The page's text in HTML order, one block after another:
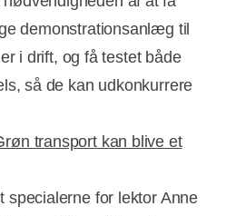
demonstrationsanlæg til
i drift, og få testet både
så de kan udkonkurrere
transport kan blive et
specialerne for lektor Anne